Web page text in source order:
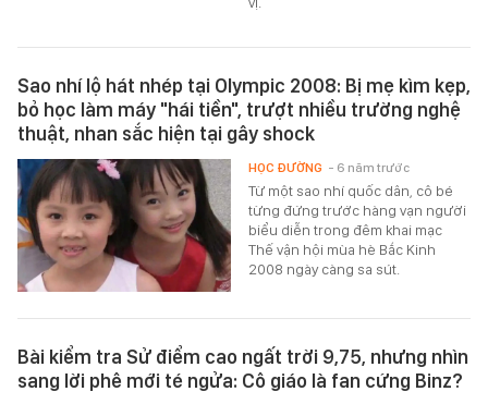
Sao nhí lộ hát nhép tại Olympic 2008: Bị mẹ kìm kẹp,
bỏ học làm máy "hái tiền", trượt nhiều trường nghệ
thuật, nhan sắc hiện tại gây shock
Từ một sao nhí quốc dân, cô bé
từng đứng trước hàng vạn người
biểu diễn trong đêm khai mạc
Thế vận hội mùa hè Bắc Kinh
2008 ngày càng sa sút.
HỌC ĐƯỜNG - 6 năm trước
Bài kiểm tra Sử điểm cao ngất trời 9,75, nhưng nhìn
sang lời phê mới té ngửa: Cô giáo là fan cứng Binz?